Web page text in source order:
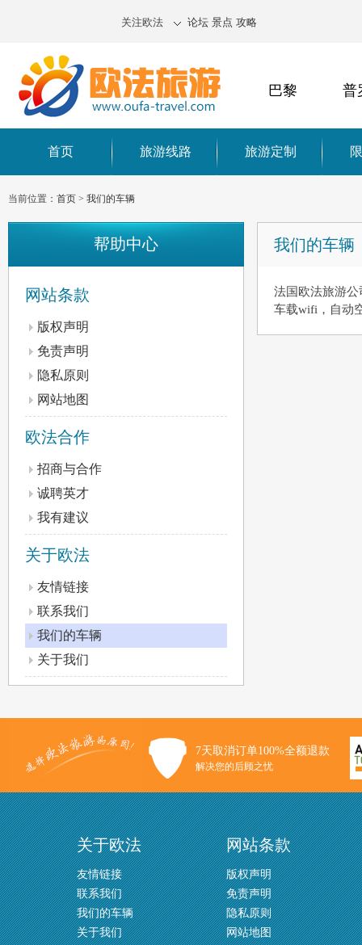
关注欧法 论坛 景点 攻略
巴黎 普
首页 旅游线路 旅游定制
当前位置： 首页 > 我们的车辆
我们的车辆
法国欧法旅游
车载wifi，自动
帮助中心
网站条款
版权声明
免责声明
隐私原则
网站地图
欧法合作
招商与合作
诚聘英才
我有建议
关于欧法
友情链接
联系我们
我们的车辆
关于我们
7天取消订单100%全额退款
解决您的后顾之忧
关于欧法
友情链接
联系我们
我们的车辆
关于我们
网站条款
版权声明
免责声明
隐私原则
网站地图